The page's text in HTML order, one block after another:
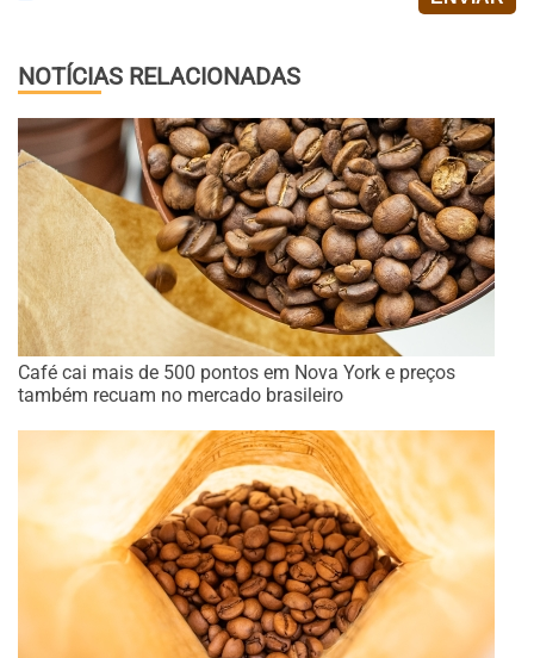
NOTÍCIAS RELACIONADAS
Café cai mais de 500 pontos em Nova York e preços
também recuam no mercado brasileiro